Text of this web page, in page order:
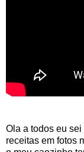
Ola a todos eu
receitas em fotos